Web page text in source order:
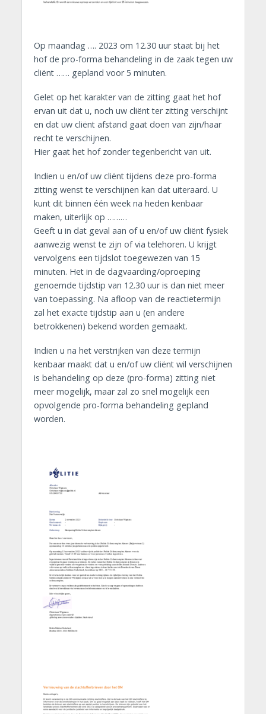
Op maandag …. 2023 om 12.30 uur staat bij het
hof de pro-forma behandeling in de zaak tegen uw
cliënt …… gepland voor 5 minuten.
Gelet op het karakter van de zitting gaat het hof
ervan uit dat u, noch uw cliënt ter zitting verschijnt
en dat uw cliënt afstand gaat doen van zijn/haar
recht te verschijnen.
Hier gaat het hof zonder tegenbericht van uit.
Indien u en/of uw cliënt tijdens deze pro-forma
zitting wenst te verschijnen kan dat uiteraard. U
kunt dit binnen één week na heden kenbaar
maken, uiterlijk op ………
Geeft u in dat geval aan of u en/of uw cliënt fysiek
aanwezig wenst te zijn of via telehoren. U krijgt
vervolgens een tijdslot toegewezen van 15
minuten. Het in de dagvaarding/oproeping
genoemde tijdstip van 12.30 uur is dan niet meer
van toepassing. Na afloop van de reactietermijn
zal het exacte tijdstip aan u (en andere
betrokkenen) bekend worden gemaakt.
Indien u na het verstrijken van deze termijn
kenbaar maakt dat u en/of uw cliënt wil verschijnen
is behandeling op deze (pro-forma) zitting niet
meer mogelijk, maar zal zo snel mogelijk een
opvolgende pro-forma behandeling gepland
worden.